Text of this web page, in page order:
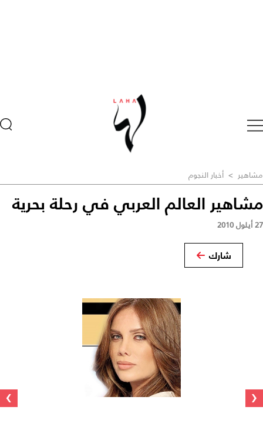
مشاهير > أخبار النجوم
مشاهير العالم العربي في رحلة بحرية
27 أيلول 2010
شارك
‹
›